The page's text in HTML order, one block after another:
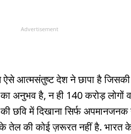
Advertisement
ऐसे आत्मसंतुष्ट देश ने छापा है
अनुभव है, न ही 140 करोड़ लोगों
छवि में दिखाना सिर्फ अपमानजनक
के तेल की कोई ज़रूरत नहीं है.